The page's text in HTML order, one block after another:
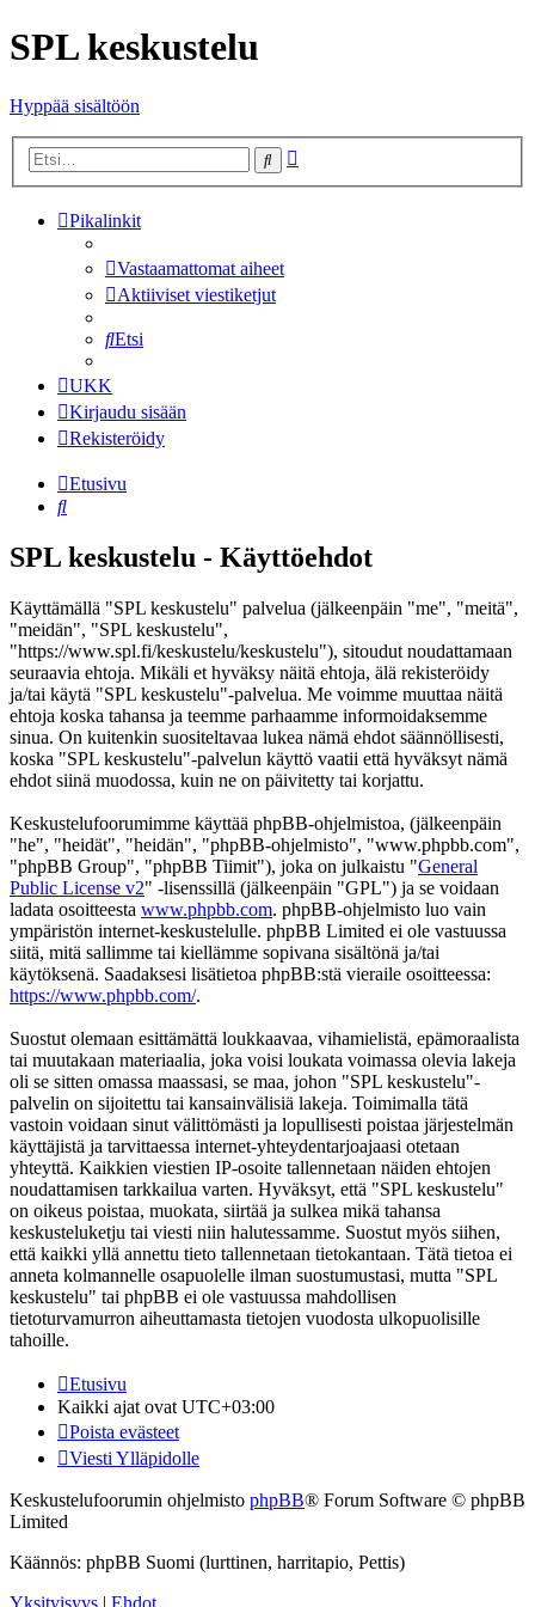
SPL keskustelu
Hyppää sisältöön
Etsi
Pikalinkit
Vastaamattomat aiheet
Aktiiviset viestiketjut
Etsi
UKK
Kirjaudu sisään
Rekisteröidy
Etusivu
Etsi
SPL keskustelu - Käyttöehdot
Käyttämällä "SPL keskustelu" palvelua (jälkeenpäin "me", "meitä",
"meidän", "SPL keskustelu",
"https://www.spl.fi/keskustelu/keskustelu"), sitoudut noudattamaan
seuraavia ehtoja. Mikäli et hyväksy näitä ehtoja, älä rekisteröidy
ja/tai käytä "SPL keskustelu"-palvelua. Me voimme muuttaa näitä
ehtoja koska tahansa ja teemme parhaamme informoidaksemme
sinua. On kuitenkin suositeltavaa lukea nämä ehdot säännöllisesti,
koska "SPL keskustelu"-palvelun käyttö vaatii että hyväksyt nämä
ehdot siinä muodossa, kuin ne on päivitetty tai korjattu.
Keskustelufoorumimme käyttää phpBB-ohjelmistoa, (jälkeenpäin
"he", "heidät", "heidän", "phpBB-ohjelmisto", "www.phpbb.com",
"phpBB Group", "phpBB Tiimit"), joka on julkaistu "General
Public License v2" -lisenssillä (jälkeenpäin "GPL") ja se voidaan
ladata osoitteesta www.phpbb.com. phpBB-ohjelmisto luo vain
ympäristön internet-keskustelulle. phpBB Limited ei ole vastuussa
siitä, mitä sallimme tai kiellämme sopivana sisältönä ja/tai
käytöksenä. Saadaksesi lisätietoa phpBB:stä vieraile osoitteessa:
https://www.phpbb.com/.
Suostut olemaan esittämättä loukkaavaa, vihamielistä, epämoraalista
tai muutakaan materiaalia, joka voisi loukata voimassa olevia lakeja
oli se sitten omassa maassasi, se maa, johon "SPL keskustelu"-
palvelin on sijoitettu tai kansainvälisiä lakeja. Toimimalla tätä
vastoin voidaan sinut välittömästi ja lopullisesti poistaa järjestelmän
käyttäjistä ja tarvittaessa internet-yhteydentarjoajaasi otetaan
yhteyttä. Kaikkien viestien IP-osoite tallennetaan näiden ehtojen
noudattamisen tarkkailua varten. Hyväksyt, että "SPL keskustelu"
on oikeus poistaa, muokata, siirtää ja sulkea mikä tahansa
keskusteluketju tai viesti niin halutessamme. Suostut myös siihen,
että kaikki yllä annettu tieto tallennetaan tietokantaan. Tätä tietoa ei
anneta kolmannelle osapuolelle ilman suostumustasi, mutta "SPL
keskustelu" tai phpBB ei ole vastuussa mahdollisen
tietoturvamurron aiheuttamasta tietojen vuodosta ulkopuolisille
tahoille.
Etusivu
Kaikki ajat ovat UTC+03:00
Poista evästeet
Viesti Ylläpidolle
Keskustelufoorumin ohjelmisto phpBB® Forum Software © phpBB
Limited
Käännös: phpBB Suomi (lurttinen, harritapio, Pettis)